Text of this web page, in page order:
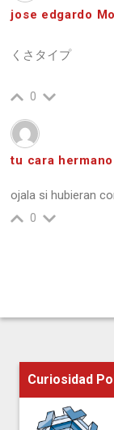
jose edgardo
くさタイプ
0
tu cara hermano
ojala si hubieran
0
Curiosidad